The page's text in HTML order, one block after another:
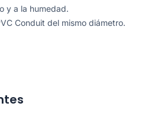
y a la humedad.
Conduit del mismo diámetro.